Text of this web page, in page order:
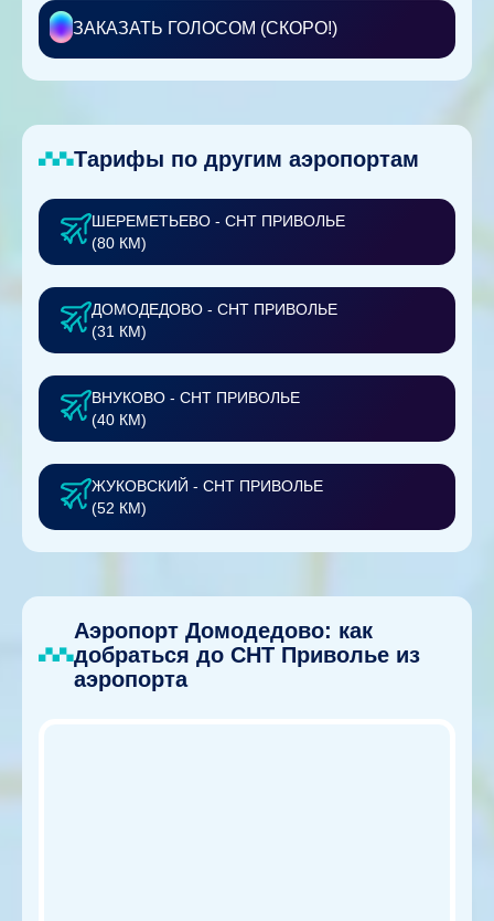
ЗАКАЗАТЬ ГОЛОСОМ (СКОРО!)
Тарифы по другим аэропортам
ШЕРЕМЕТЬЕВО - СНТ ПРИВОЛЬЕ
(80 КМ)
ДОМОДЕДОВО - СНТ ПРИВОЛЬЕ
(31 КМ)
ВНУКОВО - СНТ ПРИВОЛЬЕ
(40 КМ)
ЖУКОВСКИЙ - СНТ ПРИВОЛЬЕ
(52 КМ)
Аэропорт Домодедово: как
добраться до СНТ Приволье из
аэропорта